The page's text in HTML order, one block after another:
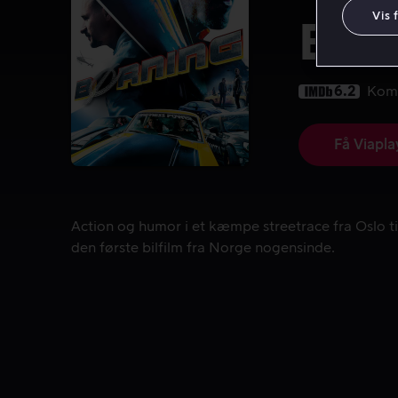
6.2
Få
Action og humor i et kæmpe streetrace fra Oslo
Action og humor i et kæmpe streetrace fra Oslo
den første bilfilm fra Norge nogensinde.
Vis